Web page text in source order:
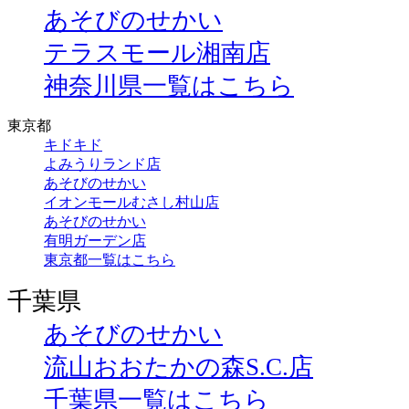
あそびのせかい
テラスモール湘南店
神奈川県一覧はこちら
東京都
キドキド
よみうりランド店
あそびのせかい
イオンモールむさし村山店
あそびのせかい
有明ガーデン店
東京都一覧はこちら
千葉県
あそびのせかい
流山おおたかの森S.C.店
千葉県一覧はこちら